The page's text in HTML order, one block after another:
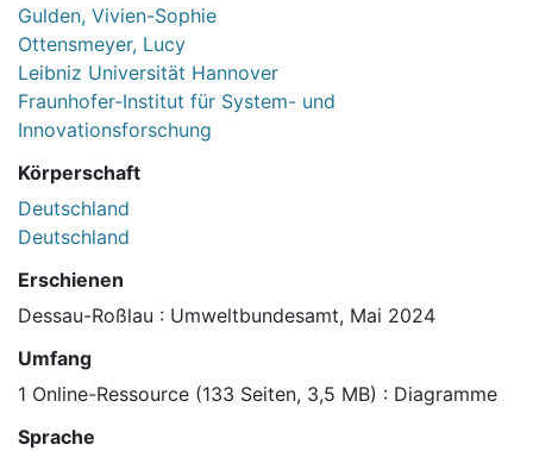
Gulden, Vivien-Sophie
Ottensmeyer, Lucy
Leibniz Universität Hannover
Fraunhofer-Institut für System- und
Innovationsforschung
Körperschaft
Deutschland
Deutschland
Erschienen
Dessau-Roßlau : Umweltbundesamt, Mai 2024
Umfang
1 Online-Ressource (133 Seiten, 3,5 MB) : Diagramme
Sprache